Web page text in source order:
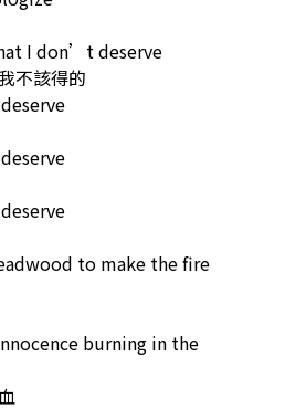
I don’t deserve
不該得的
to make the fire
burning in the